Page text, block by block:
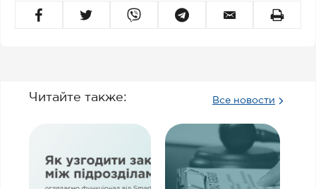
Читайте также: Все новости